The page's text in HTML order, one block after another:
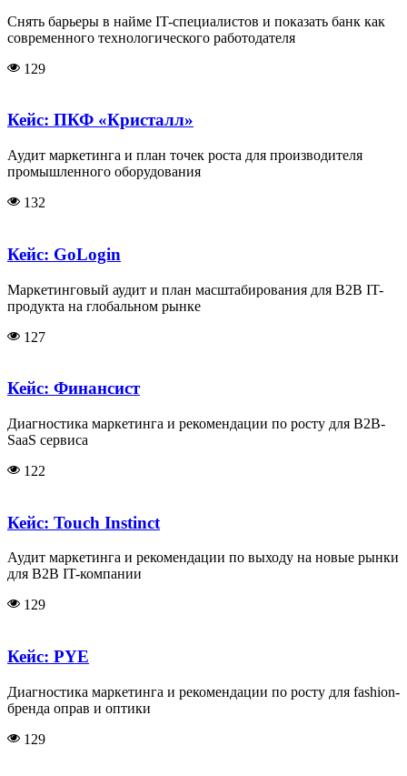
Снять барьеры в найме IT-специалистов и показать банк как
современного технологического работодателя
129
Кейс: ПКФ «Кристалл»
Аудит маркетинга и план точек роста для производителя
промышленного оборудования
132
Кейс: GoLogin
Маркетинговый аудит и план масштабирования для B2B IT-
продукта на глобальном рынке
127
Кейс: Финансист
Диагностика маркетинга и рекомендации по росту для B2B-
SaaS сервиса
122
Кейс: Touch Instinct
Аудит маркетинга и рекомендации по выходу на новые рынки
для B2B IT-компании
129
Кейс: PYE
Диагностика маркетинга и рекомендации по росту для fashion-
бренда оправ и оптики
129